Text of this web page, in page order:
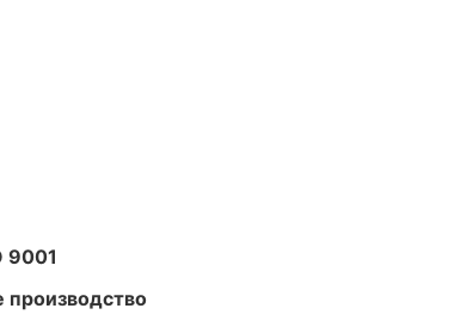
9001
производство